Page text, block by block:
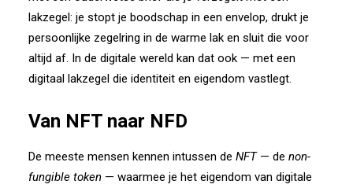
lakzegel: je stopt je boodschap in een envelop, drukt je
persoonlijke zegelring in de warme lak en sluit die voor
altijd af. In de digitale wereld kan dat ook — met een
digitaal lakzegel die identiteit en eigendom vastlegt.
Van NFT naar NFD
De meeste mensen kennen intussen de NFT— de non-
fungible token — waarmee je het eigendom van digitale